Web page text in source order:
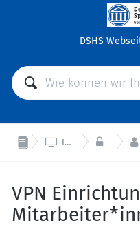
DSHS
 IT-Support  VPN 
VPN